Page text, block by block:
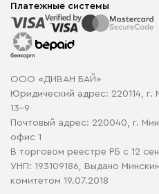
Способы оплаты
Рассрочка и кредит
Гарантия
Карта сайта
Политика конфиденциальности
Политика в отношении
Корпусная мебель
Распродажа мебели
Платежные системы
ООО «ДИВАН БАЙ»
Юридический адрес: 220114, г.
13-9
Почтовый адрес: 220040, г.
офис 1
В торговом реестре РБ с 12
УНП: 193109186, Выдано
комитетом 19.07.2018